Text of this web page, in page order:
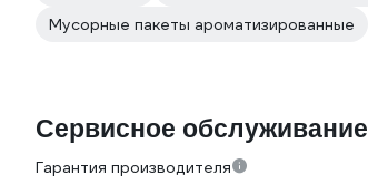
Мусорные пакеты ароматизированные
Сервисное обслуживание
Гарантия производителя